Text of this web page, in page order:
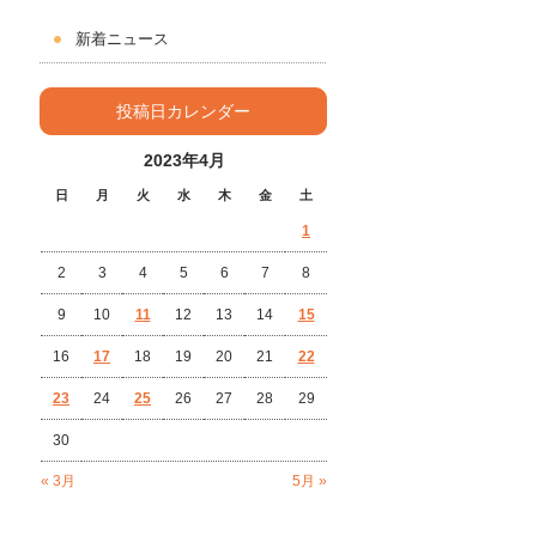
新着ニュース
投稿日カレンダー
2023年4月
日 月 火 水 木 金 土
« 3月 5月 »
1
2 3 4 5 6 7 8
9 10 11 12 13 14 15
16 17 18 19 20 21 22
23 24 25 26 27 28 29
30